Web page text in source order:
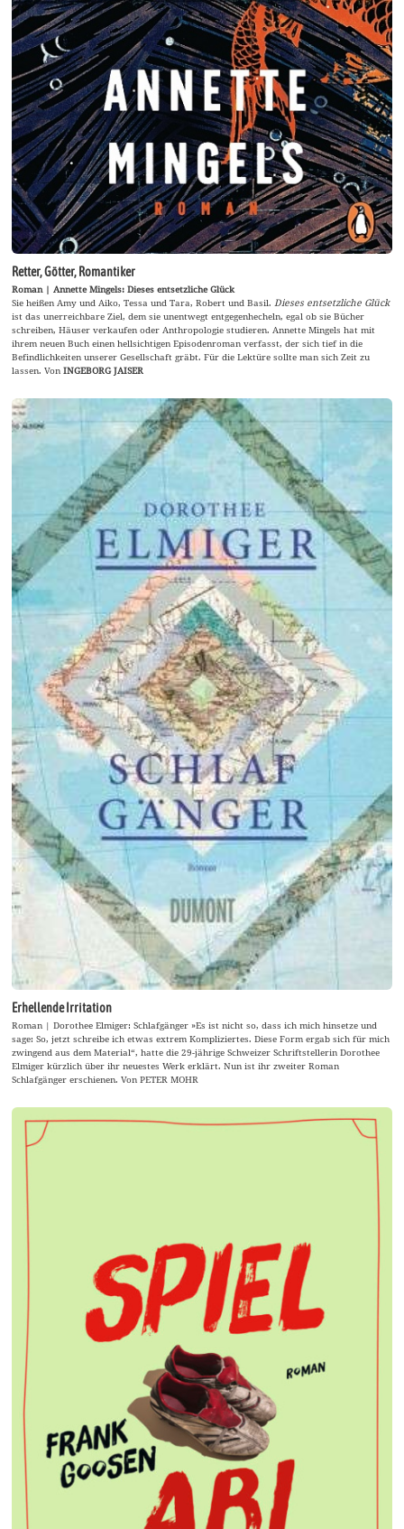
Retter, Götter, Romantiker
Roman | Annette Mingels: Dieses entsetzliche Glück
Sie heißen Amy und Aiko, Tessa und Tara, Robert und Basil.Dieses entsetzliche Glück
ist das unerreichbare Ziel, dem sie unentwegt entgegenhecheln, egal ob sie Bücher
schreiben, Häuser verkaufen oder Anthropologie studieren. Annette Mingels hat mit
ihrem neuen Buch einen hellsichtigen Episodenroman verfasst, der sich tief in die
Befindlichkeiten unserer Gesellschaft gräbt. Für die Lektüre sollte man sich Zeit zu
lassen. VonINGEBORG JAISER
Erhellende Irritation
Roman | Dorothee Elmiger: Schlafgänger »Es ist nicht so, dass ich mich hinsetze und
sage: So, jetzt schreibe ich etwas extrem Kompliziertes. Diese Form ergab sich für mich
zwingend aus dem Material“, hatte die 29-jährige Schweizer Schriftstellerin Dorothee
Elmiger kürzlich über ihr neuestes Werk erklärt. Nun ist ihr zweiter Roman
Schlafgänger erschienen. Von PETER MOHR